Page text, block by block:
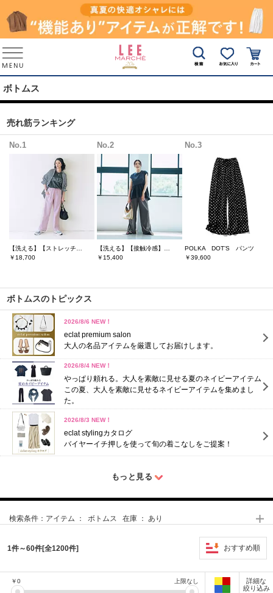
ボトムス
売れ筋ランキング
No.1
￥18,700
No.2
￥15,400
No.3
POLKA DOT’S パンツ
￥39,600
ボトムスのトピックス
2026/8/6 NEW！
eclat premium salon
大人の名品アイテムを厳選してお届けします。
2026/8/4 NEW！
やっぱり頼れる。大人を素敵に見せる夏のネイビーアイテム
この夏、大人を素敵に見せるネイビーアイテムを集めまし
た。
2026/8/3 NEW！
eclat stylingカタログ
バイヤーイチ押しを使って旬の着こなしをご提案！
もっと見る
検索条件： アイテム ： ボトムス 在庫 ： あり
1件～60件[全1200件] おすすめ順
￥0 上限なし
詳細な
絞り込み